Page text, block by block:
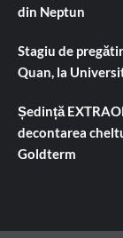
din Neptun
Stagiu de
Quan, la
Ședință
decontarea
Goldterm